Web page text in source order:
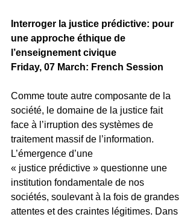
Interroger la justice prédictive: pour
une approche éthique de
l’enseignement civique
Friday, 07 March: French Session
Comme toute autre composante de la
société, le domaine de la justice fait
face à l’irruption des systèmes de
traitement massif de l’information.
L’émergence d’une
« justice prédictive » questionne une
institution fondamentale de nos
sociétés, soulevant à la fois de grandes
attentes et des craintes légitimes. Dans